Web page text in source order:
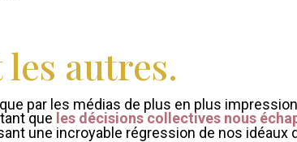
autres.
par les médias de plus en plus
que les décisions collectives nous
une incroyable régression de nos